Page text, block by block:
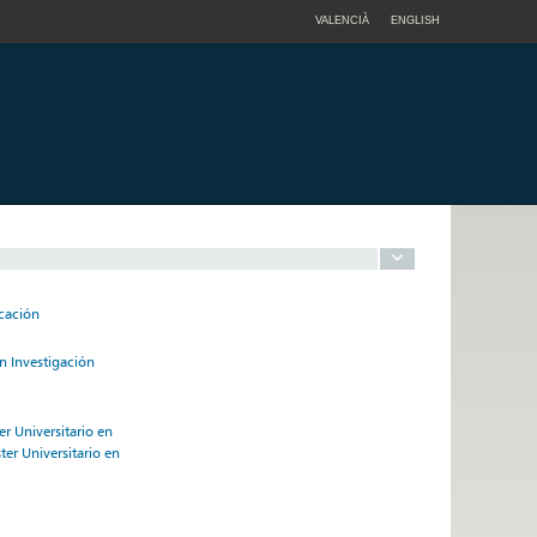
VALENCIÀ ENGLISH
Investigación
Universitario en
Universitario en